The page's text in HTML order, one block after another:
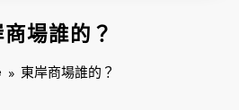
場誰的？
東岸商場誰的？